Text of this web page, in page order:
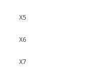
X5
X6
X7